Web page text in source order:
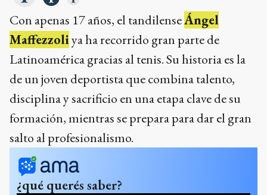
Con apenas 17 años, el tandilenseÁngel
Maffezzoliya ha recorrido gran parte de
Latinoamérica gracias al tenis. Su historia es la
de un joven deportista que combina talento,
disciplina y sacrificio en una etapa clave de su
formación, mientras se prepara para dar el gran
salto al profesionalismo.
¿qué querés saber?